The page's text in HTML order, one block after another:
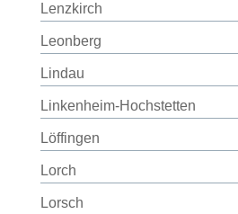
Lenzkirch
Leonberg
Lindau
Linkenheim-Hochstetten
Löffingen
Lorch
Lorsch